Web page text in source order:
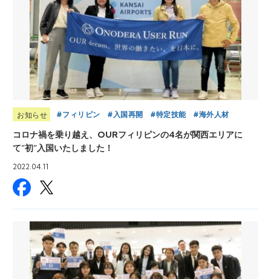
お知らせ フィリピン 入国再開 特定技能 海外人材
コロナ禍を乗り越え、OURフィリピンの4名が関西エリアに
て”初”入国いたしました！
2022.04.11